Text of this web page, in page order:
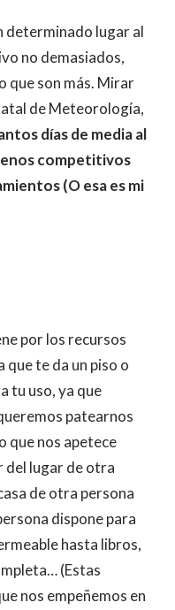
determinado lugar al
no demasiados,
que son más. Mirar
de Meteorología,
días de media al
competitivos
(O esa es mi
por los recursos
te da un piso o
tu uso, ya que
patearnos
que nos apetece
del lugar de otra
de otra persona
dispone para
hasta libros,
(Estas
nos empeñemos en